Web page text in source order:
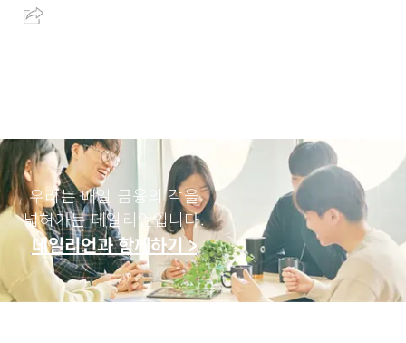
우리는 매일 금융의 각을
넓혀가는 데일리언입니다.
데일리언과 함께하기 >